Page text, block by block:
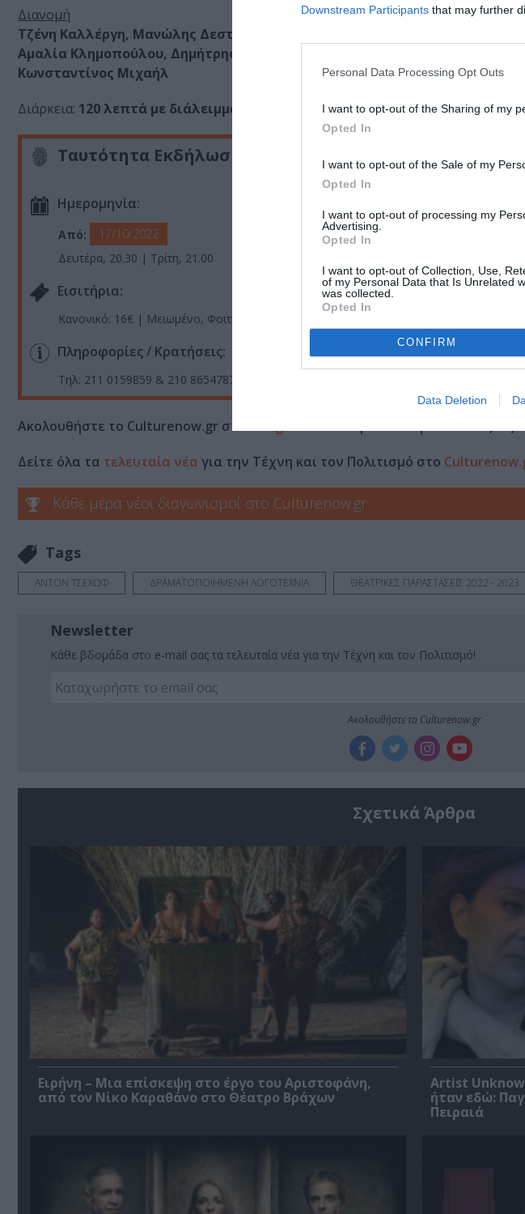
Downstream Participants that may further
Personal Data Processing Opt Outs
I want to opt-out of the Sharing of my
Opted In
I want to opt-out of the Sale of my
Opted In
I want to opt-out of processing my
Advertising.
Opted In
I want to opt-out of Collection, Use,
of my Personal Data that Is Unrelated
was collected.
Opted In
CONFIRM
Data Deletion
Διανομή
Τζένη Καλλέργη, Μανώλης Δεστούνης, Νίκος Καραγιώργης, Πάνος
Αμαλία Κλημοπούλου, Δημήτρης Τοπαλίδης, Άννα – Μαρία Βιδάλη,
Κωνσταντίνος Μιχαήλ
Διάρκεια: 120 λεπτά με διάλειμμα
Ταυτότητα Εκδήλωσης
Ημερομηνία:
Από:
17/10/2022
Δευτέρα, 20.30 | Τρίτη, 21.00
Μικρό
Eισιτήρια:
Κανονικό: 16€ | Μειωμένο, Φοιτητές, ΑΜΕΑ, θεατές άνω των 65 ετών: 12€ | Άνεργοι: 8€
Πληροφορίες / Κρατήσεις:
Τηλ: 211 0159859 & 210 8654787 |
Ακολουθήστε το Culturenow.gr στο
Δείτε όλα τα τελευταία νέα για την Τέχνη και τον Πολιτισμό στο
Κάθε μέρα νέοι διαγωνισμοί στο Culturenow.gr
Tags
ΑΝΤΟΝ ΤΣΕΧΩΦ ΔΡΑΜΑΤΟΠΟΙΗΜΕΝΗ ΛΟΓΟΤΕΧΝΙΑ ΘΕΑΤΡΙΚΕΣ ΠΑΡΑΣΤΑΣΕΙΣ 2022 - 2023
Newsletter
Κάθε βδομάδα στο e-mail σας τα τελευταία νέα για την Τέχνη και τον Πολιτισμό!
Ακολουθήστε το Culturenow.gr
Σχετικά Άρθρα
Ειρήνη – Μια επίσκεψη στο έργο του Αριστοφάνη,
από τον Νίκο Καραθάνο στο Θέατρο Βράχων
Artist
ήταν εδώ:
Πειραιά